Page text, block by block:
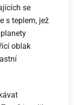
se
s teplem, jež
oblak